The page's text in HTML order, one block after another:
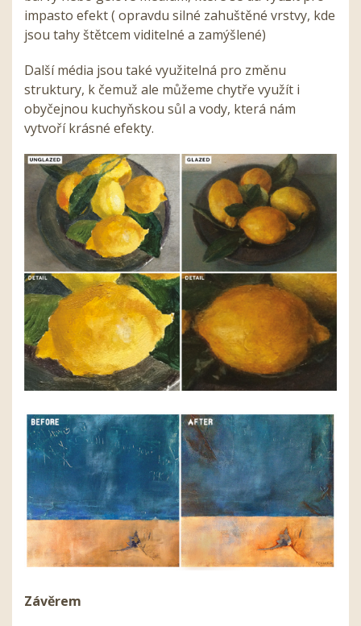
impasto efekt ( opravdu silné zahuštěné vrstvy, kde
jsou tahy štětcem viditelné a zamýšlené)
Další média jsou také využitelná pro změnu
struktury, k čemuž ale můžeme chytře využít i
obyčejnou kuchyňskou sůl a vody, která nám
vytvoří krásné efekty.
Závěrem